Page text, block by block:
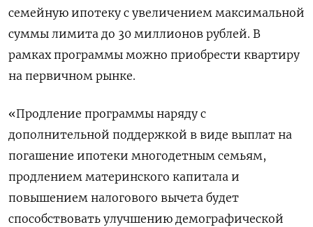
семейную ипотеку с увеличением максимальной
суммы лимита до 30 миллионов рублей. В
рамках программы можно приобрести квартиру
на первичном рынке.
«Продление программы наряду с
дополнительной поддержкой в виде выплат на
погашение ипотеки многодетным семьям,
продлением материнского капитала и
повышением налогового вычета будет
способствовать улучшению демографической